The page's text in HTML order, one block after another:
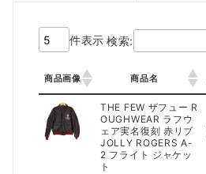
件表示 検索:
商品画像 商品名
商品画像 商品名
THE FEW ザフュー R
OUGHWEAR ラフウ
ェア実名復刻 赤リブ
JOLLY ROGERS A-
2 フライト ジャケッ
ト